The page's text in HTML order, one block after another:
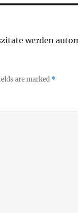
werden
are marked *